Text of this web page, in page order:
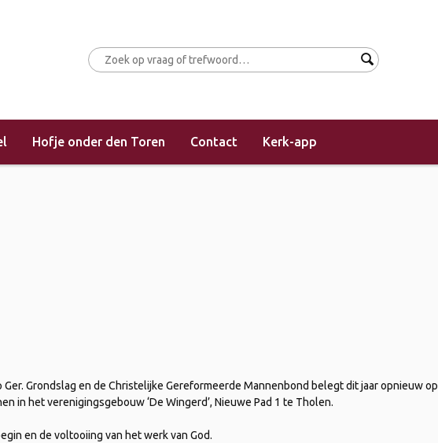
Hofje onder den Toren Contact Kerk-app
voor mannen
Grondslag en de Christelijke Gereformeerde Mannenbond belegt dit jaar opnieuw op
in het verenigingsgebouw ‘De Wingerd’, Nieuwe Pad 1 te Tholen.
en de voltooiing van het werk van God.